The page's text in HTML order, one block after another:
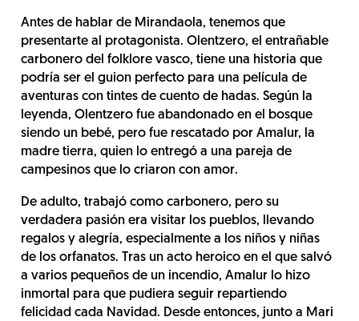
Antes de hablar de Mirandaola, tenemos que
presentarte al protagonista. Olentzero, el entrañable
carbonero del folklore vasco, tiene una historia que
podría ser el guion perfecto para una película de
aventuras con tintes de cuento de hadas. Según la
leyenda, Olentzero fue abandonado en el bosque
siendo un bebé, pero fue rescatado por Amalur, la
madre tierra, quien lo entregó a una pareja de
campesinos que lo criaron con amor.
De adulto, trabajó como carbonero, pero su
verdadera pasión era visitar los pueblos, llevando
regalos y alegría, especialmente a los niños y niñas
de los orfanatos. Tras un acto heroico en el que salvó
a varios pequeños de un incendio, Amalur lo hizo
inmortal para que pudiera seguir repartiendo
felicidad cada Navidad. Desde entonces, junto a Mari